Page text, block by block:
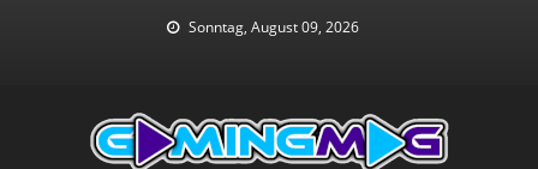
Sonntag, August 09, 2026